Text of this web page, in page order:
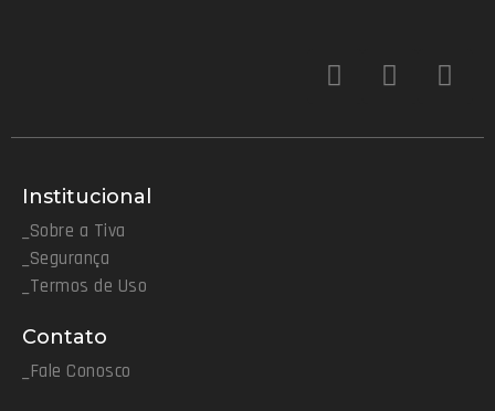
Institucional
_Sobre a Tiva
_Segurança
_Termos de Uso
Contato
_Fale Conosco